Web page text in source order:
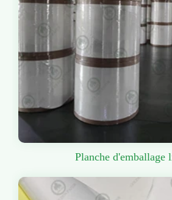
Planche d'emballage